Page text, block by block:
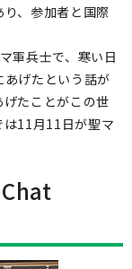
、参加者と国際
軍兵士で、寒い日
あげたという話が
たことがこの世
は11月11日が聖マ